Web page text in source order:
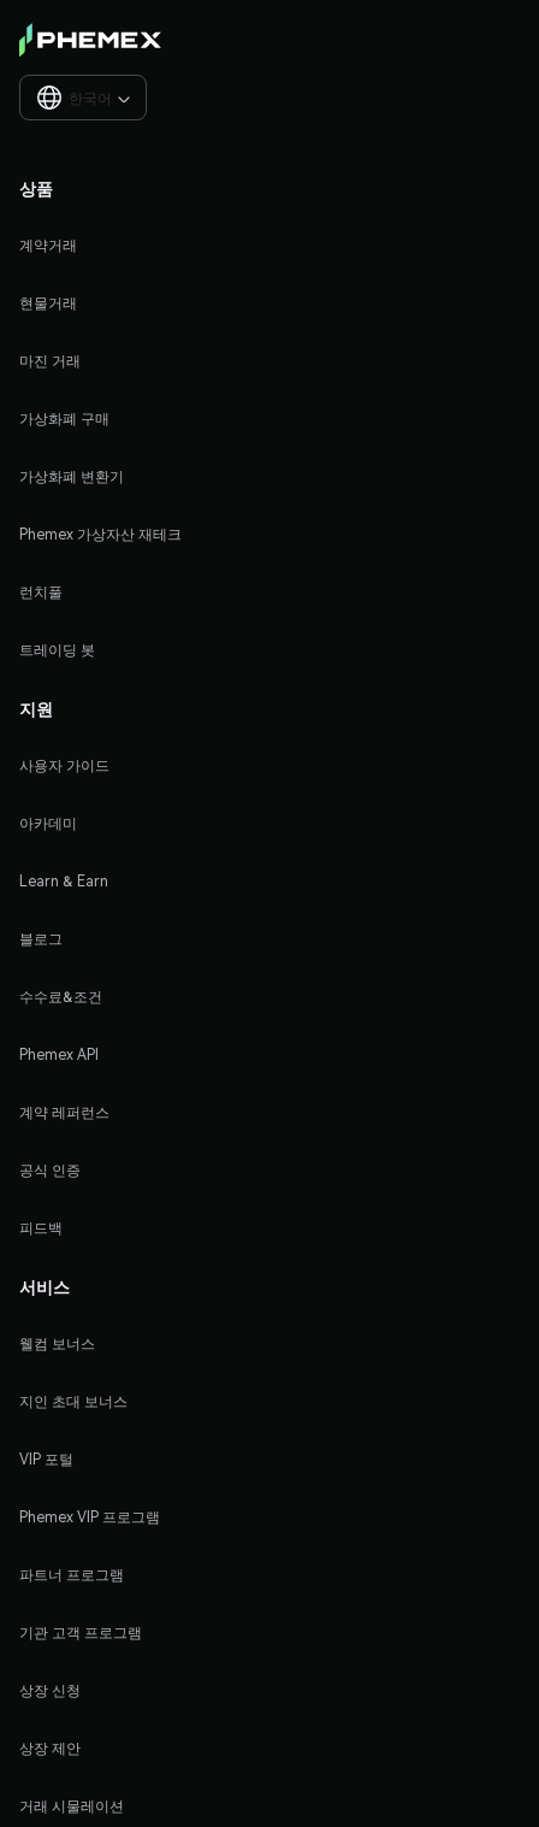
한국어 
상품
계약거래
현물거래
마진 거래
가상화폐 구매
가상화폐 변환기
Phemex 가상자산 재테크
런치풀
트레이딩 봇
지원
사용자 가이드
아카데미
Learn & Earn
블로그
수수료&조건
Phemex API
계약 레퍼런스
공식 인증
피드백
서비스
웰컴 보너스
지인 초대 보너스
VIP 포털
Phemex VIP 프로그램
파트너 프로그램
기관 고객 프로그램
상장 신청
상장 제안
거래 시물레이션